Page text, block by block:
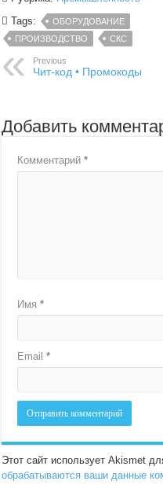
Tags:
ОБОРУДОВАНИЕ
ПРОИЗВОДСТВО
СКС
Previous
Чит-код • Промокоды
Добавить
Комментарий*
Имя*
Email*
Этот сайт использует Akismet
обрабатываются ваши данные